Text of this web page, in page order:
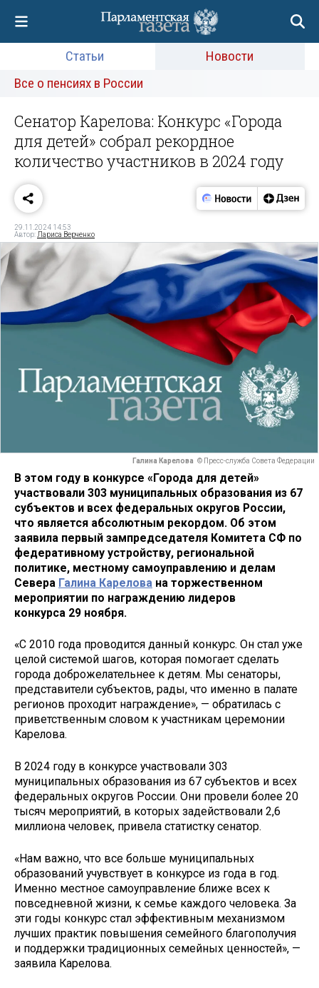
Статьи
Новости
Все о пенсиях в России
Сенатор Карелова: Конкурс «Города
для детей» собрал рекордное
количество участников в 2024 году
29.11.2024 14:53
Автор: Лариса Верченко
Галина Карелова © Пресс-служба Совета Федерации
В этом году в конкурсе «Города для детей»
участвовали 303 муниципальных образования из 67
субъектов и всех федеральных округов России,
что является абсолютным рекордом. Об этом
заявила первый зампредседателя Комитета СФ по
федеративному устройству, региональной
политике, местному самоуправлению и делам
Севера Галина Карелова на торжественном
мероприятии по награждению лидеров
конкурса 29 ноября.
«С 2010 года проводится данный конкурс. Он стал уже
целой системой шагов, которая помогает сделать
города доброжелательнее к детям. Мы сенаторы,
представители субъектов, рады, что именно в палате
регионов проходит награждение», — обратилась с
приветственным словом к участникам церемонии
Карелова.
В 2024 году в конкурсе участвовали 303
муниципальных образования из 67 субъектов и всех
федеральных округов России. Они провели более 20
тысяч мероприятий, в которых задействовали 2,6
миллиона человек, привела статистку сенатор.
«Нам важно, что все больше муниципальных
образований учувствует в конкурсе из года в год.
Именно местное самоуправление ближе всех к
повседневной жизни, к семье каждого человека. За
эти годы конкурс стал эффективным механизмом
лучших практик повышения семейного благополучия
и поддержки традиционных семейных ценностей», —
заявила Карелова.